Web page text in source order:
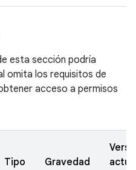
esta sección podría
omita los requisitos de
acceso a permisos
Tipo Gravedad